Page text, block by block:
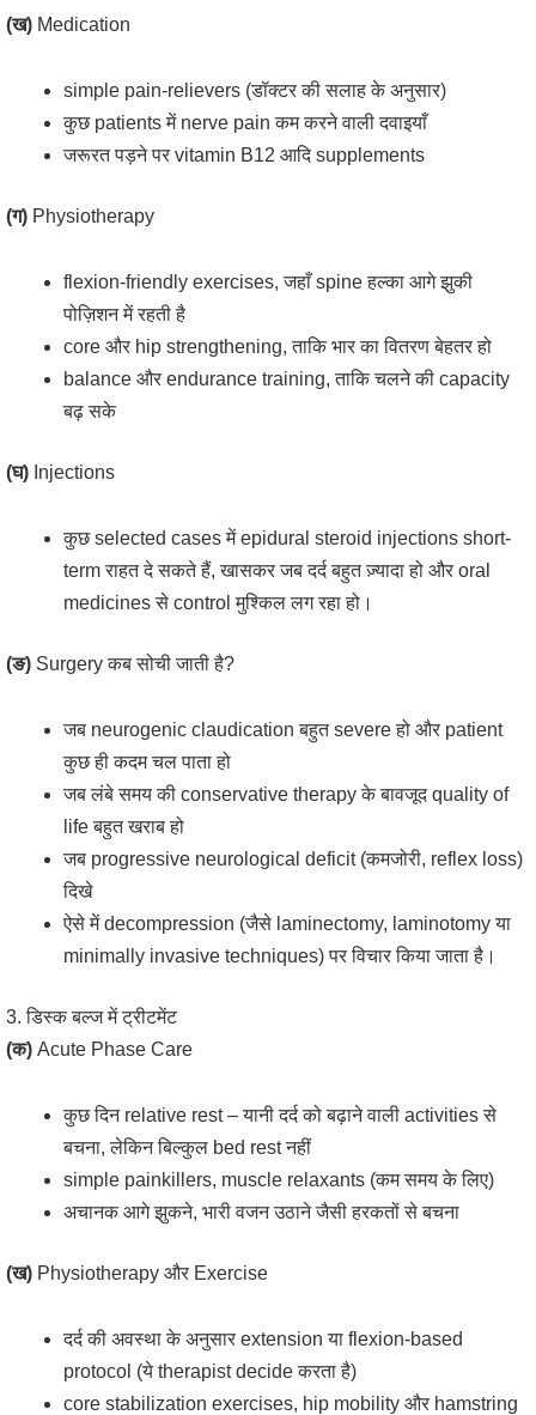
(ख) Medication
simple pain-relievers (डॉक्टर की सलाह के अनुसार)
कुछ patients में nerve pain कम करने वाली दवाइयाँ
जरूरत पड़ने पर vitamin B12 आदि supplements
(ग) Physiotherapy
flexion-friendly exercises, जहाँ spine हल्का आगे झुकी
पोज़िशन में रहती है
core और hip strengthening, ताकि भार का वितरण बेहतर हो
balance और endurance training, ताकि चलने की capacity
बढ़ सके
(घ) Injections
कुछ selected cases में epidural steroid injections short-
term राहत दे सकते हैं, खासकर जब दर्द बहुत ज़्यादा हो और oral
medicines से control मुश्किल लग रहा हो।
(ङ) Surgery कब सोची जाती है?
जब neurogenic claudication बहुत severe हो और patient
कुछ ही कदम चल पाता हो
जब लंबे समय की conservative therapy के बावजूद quality of
life बहुत खराब हो
जब progressive neurological deficit (कमजोरी, reflex loss)
दिखे
ऐसे में decompression (जैसे laminectomy, laminotomy या
minimally invasive techniques) पर विचार किया जाता है।
3. डिस्क बल्ज में ट्रीटमेंट
(क) Acute Phase Care
कुछ दिन relative rest – यानी दर्द को बढ़ाने वाली activities से
बचना, लेकिन बिल्कुल bed rest नहीं
simple painkillers, muscle relaxants (कम समय के लिए)
अचानक आगे झुकने, भारी वजन उठाने जैसी हरकतों से बचना
(ख) Physiotherapy और Exercise
दर्द की अवस्था के अनुसार extension या flexion-based
protocol (ये therapist decide करता है)
core stabilization exercises, hip mobility और hamstring